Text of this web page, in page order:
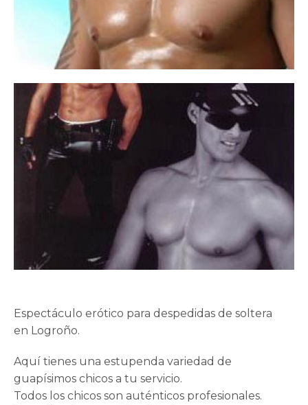
Espectáculo erótico para despedidas de soltera
en Logroño.
Aquí tienes una estupenda variedad de
guapísimos chicos a tu servicio.
Todos los chicos son auténticos profesionales.